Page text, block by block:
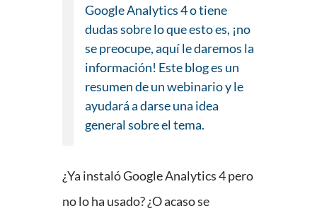
Google Analytics 4 o tiene
dudas sobre lo que esto es, ¡no
se preocupe, aquí le daremos la
información! Este blog es un
resumen de un webinario y le
ayudará a darse una idea
general sobre el tema.
¿Ya instaló Google Analytics 4 pero
no lo ha usado? ¿O acaso se